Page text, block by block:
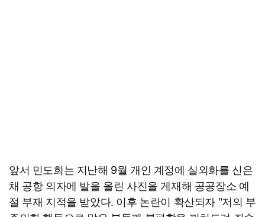
앞서 민도희는 지난해 9월 개인 계정에 실외화를 신은
채 공항 의자에 발을 올린 사진을 게재해 공공장소 예
절 부재 지적을 받았다. 이후 논란이 확산되자 "저의 부